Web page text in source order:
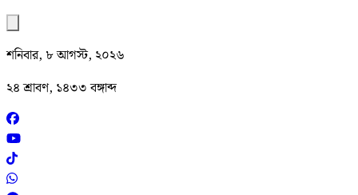
শনিবার, ৮ আগস্ট, ২০২৬
২৪ শ্রাবণ, ১৪৩৩ বঙ্গাব্দ